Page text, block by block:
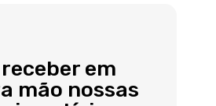
em
mão nossas